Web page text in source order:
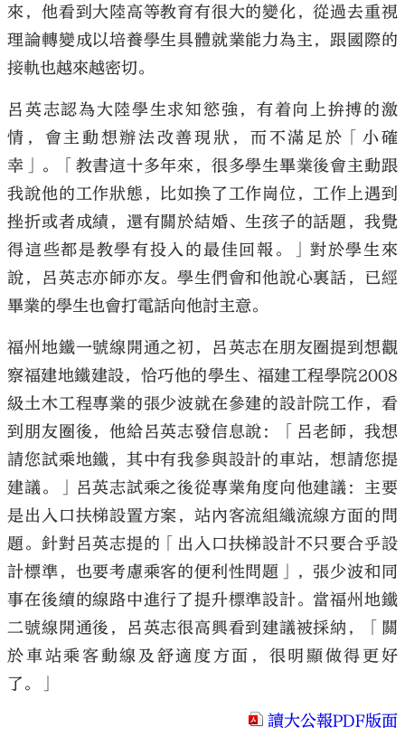
來，他看到大陸高等教育有很大的變化，從過去重視
理論轉變成以培養學生具體就業能力為主，跟國際的
接軌也越來越密切。
呂英志認為大陸學生求知慾強，有着向上拚搏的激
情，會主動想辦法改善現狀，而不滿足於「小確
幸」。「教書這十多年來，很多學生畢業後會主動跟
我說他的工作狀態，比如換了工作崗位，工作上遇到
挫折或者成績，還有關於結婚、生孩子的話題，我覺
得這些都是教學有投入的最佳回報。」對於學生來
說，呂英志亦師亦友。學生們會和他說心裏話，已經
畢業的學生也會打電話向他討主意。
福州地鐵一號線開通之初，呂英志在朋友圈提到想觀
察福建地鐵建設，恰巧他的學生、福建工程學院2008
級土木工程專業的張少波就在參建的設計院工作，看
到朋友圈後，他給呂英志發信息說：「呂老師，我想
請您試乘地鐵，其中有我參與設計的車站，想請您提
建議。」呂英志試乘之後從專業角度向他建議：主要
是出入口扶梯設置方案，站內客流組織流線方面的問
題。針對呂英志提的「出入口扶梯設計不只要合乎設
計標準，也要考慮乘客的便利性問題」，張少波和同
事在後續的線路中進行了提升標準設計。當福州地鐵
二號線開通後，呂英志很高興看到建議被採納，「關
於車站乘客動線及舒適度方面，很明顯做得更好
了。」
讀大公報PDF版面